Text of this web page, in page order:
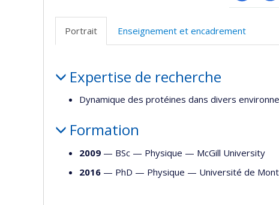
Portrait Enseignement et encadrement
Expertise de recherche
Dynamique des protéines dans divers
Formation
2009 — BSc — Physique — McGill University
2016 — PhD — Physique — Université de